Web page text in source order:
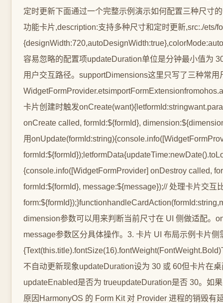
定时更新下面通过一个完整示例演示如何配置三种尺寸
功能卡片,description:支持多种尺寸和定时更新,src:./ets/
容易忽略的配置项updateDuration单位是分钟最小值为
用户交互路径。supportDimensions这里只写了三种常
卡片创建时触发
onCreate called, formId:${formId},
用
{console.info([WidgetFormProvider] onDestroy called,
formId:${formId}, message:${message});// 处理卡片交
dimension参数可以用来判断当前尺寸在 UI 侧做适配。
message参数区分具体操作。3. 卡片 UI 布局示例卡片
不自动更新现象updateDuration设为 30 或 60但卡片
updateEnabled是否为 trueupdateDuration是否 30。如
原因HarmonyOS 的 Form Kit 对 Provider 进程的销毁